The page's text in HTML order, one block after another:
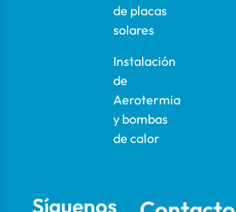
de placas
solares
Instalación
de
Aerotermia
y bombas
de calor
Síguenos